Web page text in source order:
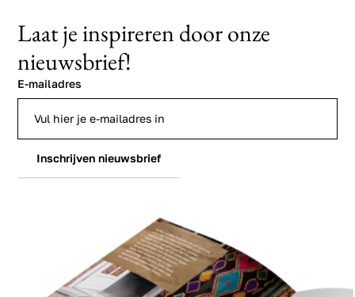
Laat je inspireren door onze
nieuwsbrief!
E-mailadres
Inschrijven nieuwsbrief